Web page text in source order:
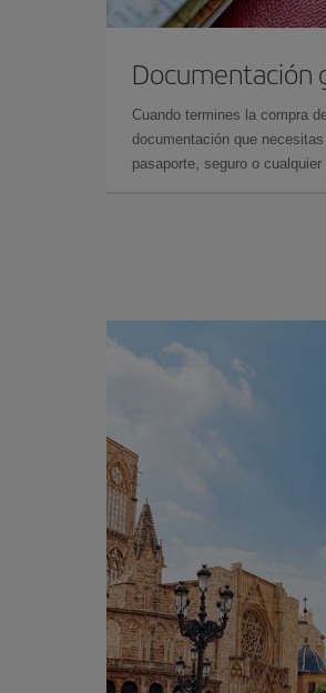
Documentación
Cuando termines la compra
documentación que
pasaporte, seguro o